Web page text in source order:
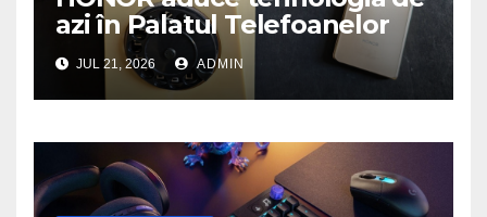
azi în Palatul Telefoanelor
JUL 21, 2026 ADMIN